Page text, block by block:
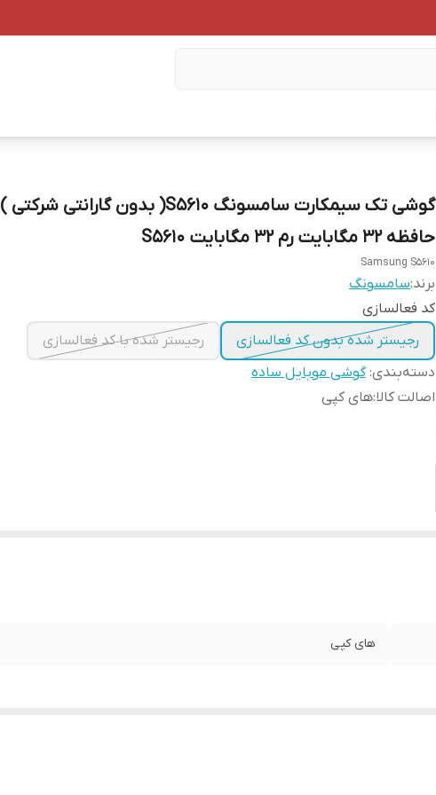
گوشی تک سیمکارت سامسونگ S5610( بدون گارانتی شرکتی )
حافظه ۳۲ مگابایت رم ۳۲ مگابایت S5610
Samsung S5610
برند:سامسونگ
کد فعالسازی
رجیستر شده بدون کد فعالسازی
رجیستر شده با کد فعالسازی
دسته‌بندی:گوشی موبایل ساده
اصالت کالا:های کپی
های کپی